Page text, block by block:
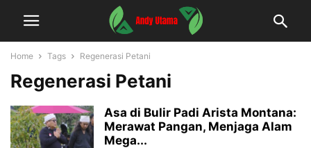
Home Tags Regenerasi Petani
Regenerasi Petani
Asa di Bulir Padi Arista Montana:
Merawat Pangan, Menjaga Alam
Mega...